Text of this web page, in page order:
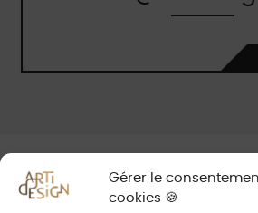
Gérer le
cookies 🍪
À PROPOS DE NOUS